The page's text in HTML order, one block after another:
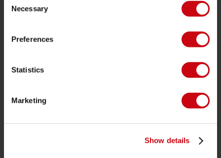
Selection
Necessary
Preferences
Statistics
Marketing
Show details
SERVICE
Rücksendung
Bestellung & Zahlung
Stores in deiner nähe
Ersatzteile